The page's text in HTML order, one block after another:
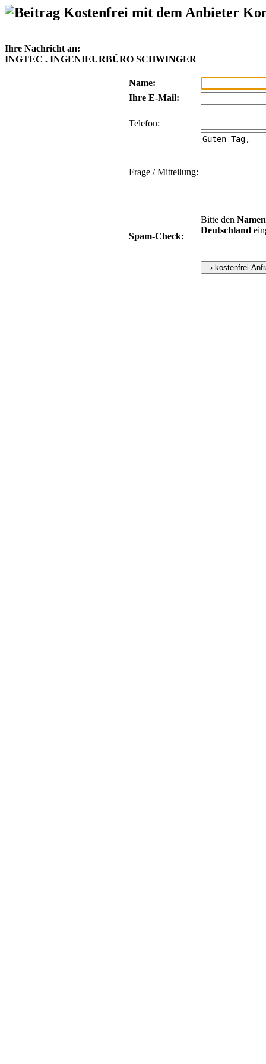
Kostenfrei mit dem Anbieter
Ihre Nachricht an:
INGTEC . INGENIEURBÜRO SCHWINGER
Name:
Ihre E-Mail:
Telefon:
Frage / Mitteilung:
Spam-Check:
Bitte den Namen
Deutschland